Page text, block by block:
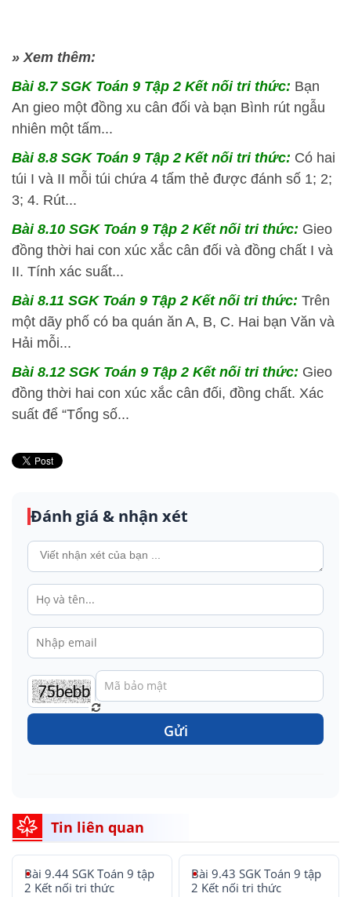
» Xem thêm:
Bài 8.7 SGKToán 9 Tập 2 Kết nối tri thức: Bạn
An gieo một đồng xu cân đối và bạn Bình rút ngẫu
nhiên một tấm...
Bài 8.8 SGKToán 9 Tập 2 Kết nối tri thức: Có hai
túi I và II mỗi túi chứa 4 tấm thẻ được đánh số 1; 2;
3; 4. Rút...
Bài 8.10 SGKToán 9 Tập 2 Kết nối tri thức: Gieo
đồng thời hai con xúc xắc cân đối và đồng chất I và
II. Tính xác suất...
Bài 8.11 SGKToán 9 Tập 2 Kết nối tri thức: Trên
một dãy phố có ba quán ăn A, B, C. Hai bạn Văn và
Hải mỗi...
Bài 8.12 SGKToán 9 Tập 2 Kết nối tri thức: Gieo
đồng thời hai con xúc xắc cân đối, đồng chất. Xác
suất để “Tổng số...
Đánh giá & nhận xét
Gửi
Tin liên quan
Bài 9.44 SGK Toán 9 tập
2 Kết nối tri thức
Bài 9.43 SGK Toán 9 tập
2 Kết nối tri thức